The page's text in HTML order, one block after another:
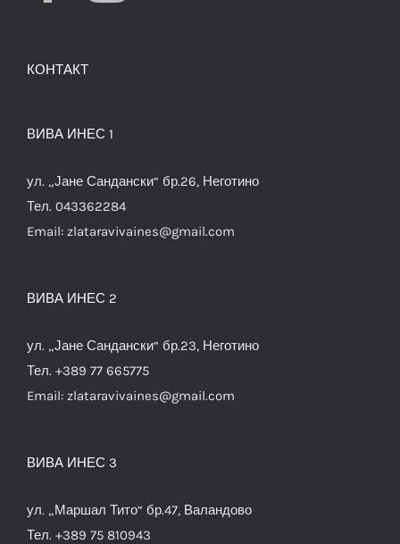
КОНТАКТ
ВИВА ИНЕС 1
ул. „Јане Сандански“ бр.26, Неготино
Тел. 043362284
Email: zlataravivaines@gmail.com
ВИВА ИНЕС 2
ул. „Јане Сандански“ бр.23, Неготино
Тел. +389 77 665775
Email: zlataravivaines@gmail.com
ВИВА ИНЕС 3
ул. „Маршал Тито“ бр.47, Валандово
Тел. +389 75 810943